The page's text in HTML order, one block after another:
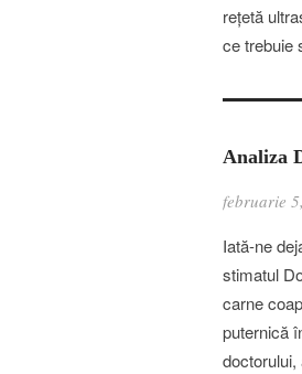
reţetă
ce trebuie
Analiza
februarie
Iată-ne
stimatul
carne
puternică